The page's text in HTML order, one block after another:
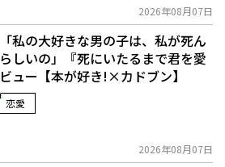
2026年08月07日
「私の大好きな男の子は、私が死ん
しいの」――『死にいたるまで君を愛
ュー【本が好き!×カドブン】
恋愛
2026年08月07日